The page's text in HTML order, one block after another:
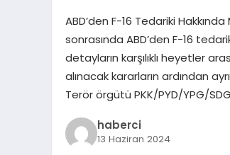
ABD’den F-16 Tedariki
sonrasında ABD’den F-16
detayların karşılıklı heyetler
alınacak kararların ardından
Terör örgütü PKK/PYD/YPG/
haberci
13 Haziran 2024